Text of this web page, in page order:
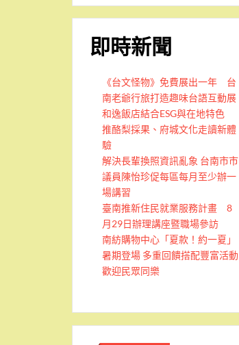
即時新聞
《台文怪物》免費展出一年 台
南老爺行旅打造趣味台語互動展
和逸飯店結合ESG與在地特色
推酪梨採果、府城文化走讀新體
驗
解決長輩換照資訊亂象 台南市市
議員陳怡珍促每區每月至少辦一
場講習
臺南推新住民就業服務計畫 8
月29日辦理講座暨職場參訪
南紡購物中心「夏款！約一夏」
暑期登場 多重回饋搭配豐富活動
歡迎民眾同樂